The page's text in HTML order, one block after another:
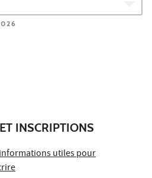
INSCRIPTIONS
utiles pour